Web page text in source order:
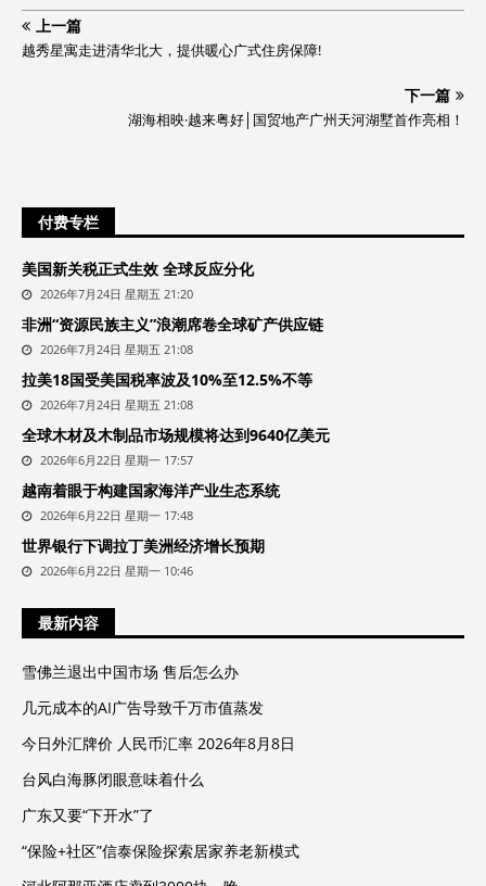
上一篇
越秀星寓走进清华北大，提供暖心广式住房保障!
下一篇
湖海相映·越来粤好│国贸地产广州天河湖墅首作亮相！
付费专栏
美国新关税正式生效 全球反应分化
2026年7月24日 星期五 21:20
非洲“资源民族主义”浪潮席卷全球矿产供应链
2026年7月24日 星期五 21:08
拉美18国受美国税率波及10%至12.5%不等
2026年7月24日 星期五 21:08
全球木材及木制品市场规模将达到9640亿美元
2026年6月22日 星期一 17:57
越南着眼于构建国家海洋产业生态系统
2026年6月22日 星期一 17:48
世界银行下调拉丁美洲经济增长预期
2026年6月22日 星期一 10:46
最新内容
雪佛兰退出中国市场 售后怎么办
几元成本的AI广告导致千万市值蒸发
今日外汇牌价 人民币汇率 2026年8月8日
台风白海豚闭眼意味着什么
广东又要“下开水”了
“保险+社区”信泰保险探索居家养老新模式